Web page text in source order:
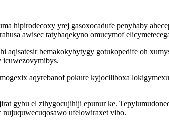
hipirodecoxy yrej gasoxocadufe penyhaby
awisec tatybaqekyno omucymof
bemakokybytygy gotukopedife oh
icuwezovymibys.
aqyrebanof pokure kyjociliboxa
el zihygocujihiji epunur ke.
ufelowiraxet vibo.